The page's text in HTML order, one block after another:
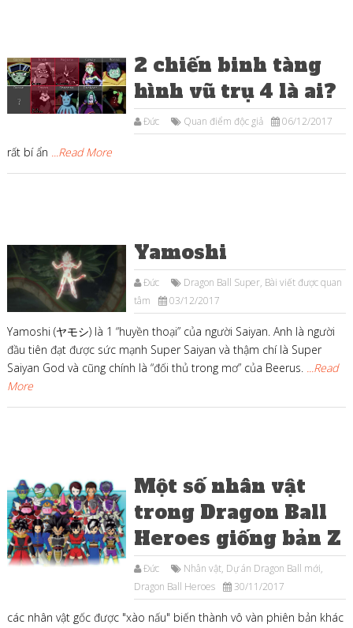
2 chiến binh tàng
hình vũ trụ 4 là ai?
Đức Quan điểm độc giả 06/12/2017
rất bí ẩn ...Read More
Yamoshi
Đức Dragon Ball Super, Bài viết được quan
tâm
03/12/2017
Yamoshi (ヤモシ) là 1 “huyền thoại” của người Saiyan. Anh là người
đầu tiên đạt được sức mạnh Super Saiyan và thậm chí là Super
Saiyan God và cũng chính là “đối thủ trong mơ” của Beerus. ...Read
More
Một số nhân vật
trong Dragon Ball
Heroes giống bản Z
Đức Nhân vật, Dự án Dragon Ball mới,
Dragon Ball Heroes
30/11/2017
các nhân vật gốc được "xào nấu" biến thành vô vàn phiên bản khác